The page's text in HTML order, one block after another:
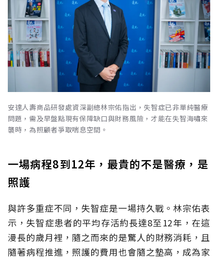
安達人壽商品研發處資深副總林宗佑指出，失智症已非單純醫療
問題，需及早盤點現有保障缺口與財務風險，才能在失智海嘯來
襲時，為照顧者爭取喘息空間。
一場病程8到12年，最貴的不是醫療，是
照護
與許多重症不同，失智症是一場持久戰。林宗佑表
示，失智症患者的平均存活約長達8至12年，在這
漫長的歲月裡，隨之而來的是驚人的財務消耗，且
隨著病程推進，照護的費用也會隨之墊高，成為家